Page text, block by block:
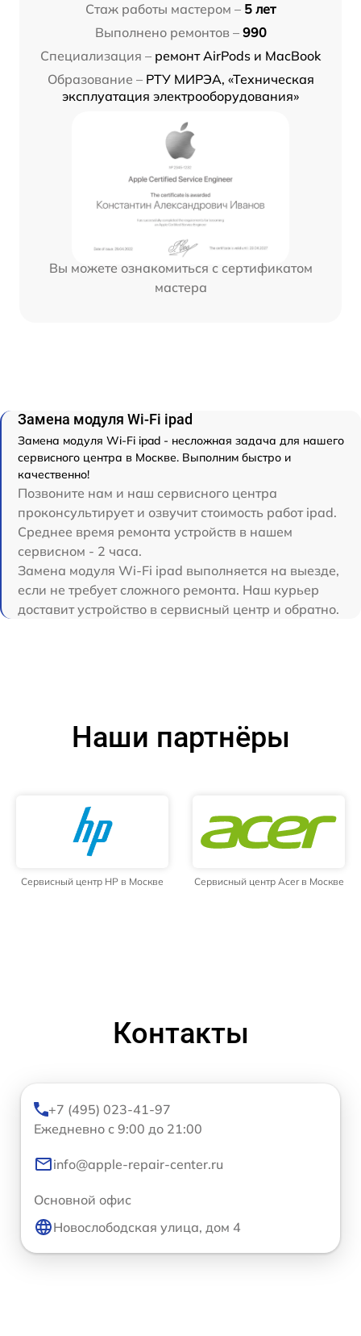
Стаж работы мастером – 5 лет
Выполнено ремонтов – 990
Специализация – ремонт AirPods и MacBook
Образование – РТУ МИРЭА, «Техническая
эксплуатация электрооборудования»
Вы можете ознакомиться с сертификатом
мастера
Замена модуля Wi-Fi ipad
Замена модуля Wi-Fi ipad - несложная задача для нашего
сервисного центра в Москве. Выполним быстро и
качественно!
Позвоните нам и наш сервисного центра
проконсультирует и озвучит стоимость работ ipad.
Среднее время ремонта устройств в нашем
сервисном - 2 часа.
Замена модуля Wi-Fi ipad выполняется на выезде,
если не требует сложного ремонта. Наш курьер
доставит устройство в сервисный центр и обратно.
Наши партнёры
Сервисный центр HP в Москве Сервисный центр Acer в Москве
Контакты
+7 (495) 023-41-97
Ежедневно с 9:00 до 21:00
info@apple-repair-center.ru
Основной офис
Новослободская улица, дом 4